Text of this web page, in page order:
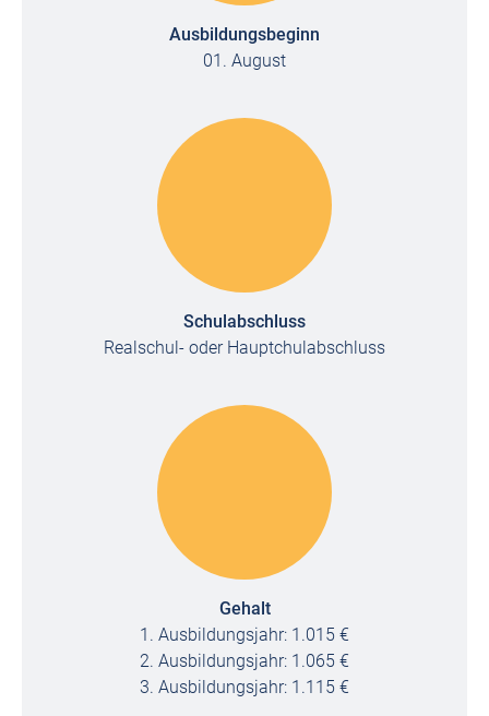
Ausbildungsbeginn
01. August
Schulabschluss
Realschul- oder Hauptchulabschluss
Gehalt
1. Ausbildungsjahr: 1.015 €
2. Ausbildungsjahr: 1.065 €
3. Ausbildungsjahr: 1.115 €